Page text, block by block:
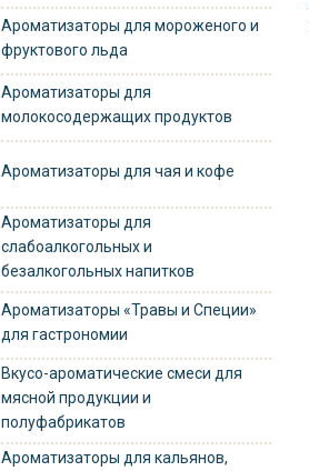
Ароматизаторы для мороженого и
фруктового льда
Ароматизаторы для
молокосодержащих продуктов
Ароматизаторы для чая и кофе
Ароматизаторы для
слабоалкогольных и
безалкогольных напитков
Ароматизаторы «Травы и Специи»
для гастрономии
Вкусо-ароматические смеси для
мясной продукции и
полуфабрикатов
Ароматизаторы для кальянов,